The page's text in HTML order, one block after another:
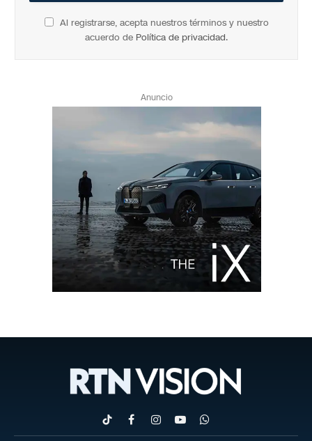
Al registrarse, acepta nuestros términos y nuestro
acuerdo de Política de privacidad.
Anuncio
TikTokFacebookInstagram
YouTubeWhatsApp